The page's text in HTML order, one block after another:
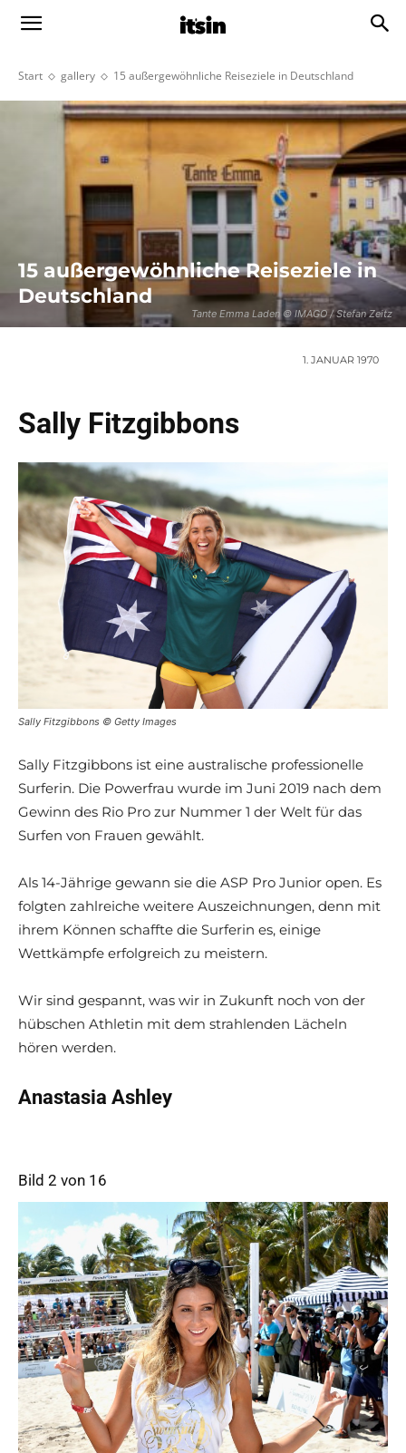
Start gallery 15 außergewöhnliche Reiseziele in Deutschland
Tante Emma Laden © IMAGO / Stefan Zeitz
15 außergewöhnliche Reiseziele in
Deutschland
1. JANUAR 1970
Sally Fitzgibbons
Sally Fitzgibbons © Getty Images
Sally Fitzgibbons ist eine australische professionelle
Surferin. Die Powerfrau wurde im Juni 2019 nach dem
Gewinn des Rio Pro zur Nummer 1 der Welt für das
Surfen von Frauen gewählt.
Als 14-Jährige gewann sie die ASP Pro Junior open. Es
folgten zahlreiche weitere Auszeichnungen, denn mit
ihrem Können schaffte die Surferin es, einige
Wettkämpfe erfolgreich zu meistern.
Wir sind gespannt, was wir in Zukunft noch von der
hübschen Athletin mit dem strahlenden Lächeln
hören werden.
Anastasia Ashley
Bild 2 von 16